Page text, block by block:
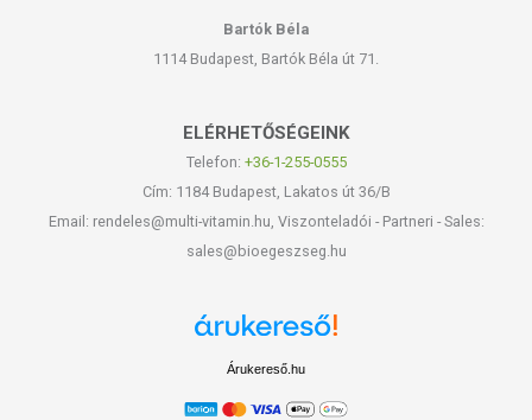
Bartók Béla
1114 Budapest, Bartók Béla út 71.
ELÉRHETŐSÉGEINK
Telefon: +36-1-255-0555
Cím: 1184 Budapest, Lakatos út 36/B
Email: rendeles@multi-vitamin.hu, Viszonteladói - Partneri - Sales:
sales@bioegeszseg.hu
Árukereső.hu